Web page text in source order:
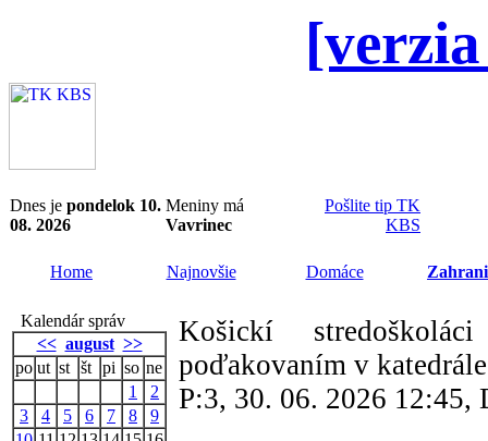
Dnes je pondelok 10.
08. 2026
Meniny má
Vavrinec
Pošlite tip TK
KBS
Home Najnovšie Domáce
Kalendár správ
<< august >>
po ut st št pi so ne
1
2
3
4 5 6 7 8
9
Košickí
poďakovaním v katedrále
P:3, 30. 06. 2026 12:45,